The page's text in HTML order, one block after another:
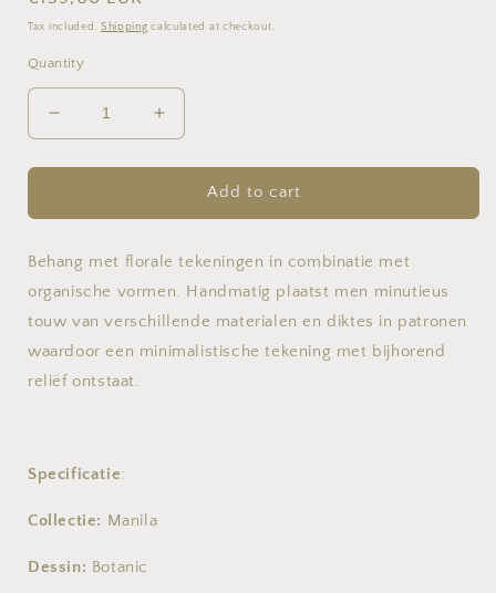
price
Tax included. Shipping calculated at checkout.
Quantity
Decrease
quantity
for
BEHANG
64500
BOTANIC
Increase
quantity
for
MANILA
BEHANG
64500
BOTANIC
Add to cart
Behang met florale tekeningen in combinatie met
organische vormen. Handmatig plaatst men minutieus
touw van verschillende materialen en diktes in patronen
waardoor een minimalistische tekening met bijhorend
reliëf ontstaat.
Specificatie:
Collectie: Manila
Dessin: Botanic